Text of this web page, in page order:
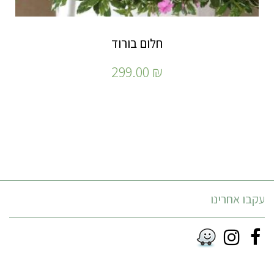
חלום בורוד
299.00 ₪
עקבו אחרינו